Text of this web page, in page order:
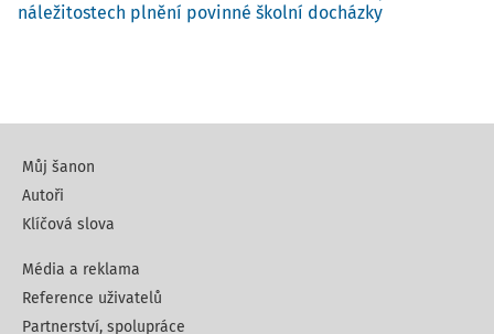
náležitostech plnění povinné školní docházky
Můj šanon
Autoři
Klíčová slova
Média a reklama
Reference uživatelů
Partnerství, spolupráce